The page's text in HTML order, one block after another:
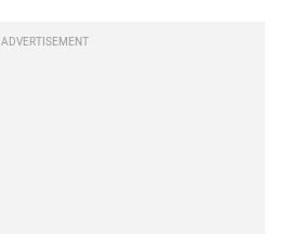
ADVERTISEMENT